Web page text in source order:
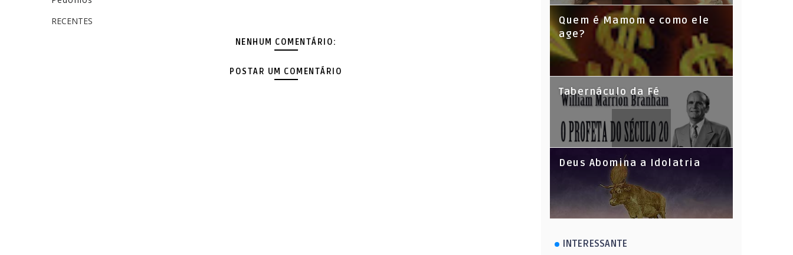
RECENTES
NENHUM COMENTÁRIO:
POSTAR UM COMENTÁRIO
Quem é Mamom e como ele
age?
Tabernáculo da Fé
Deus Abomina a Idolatria
INTERESSANTE